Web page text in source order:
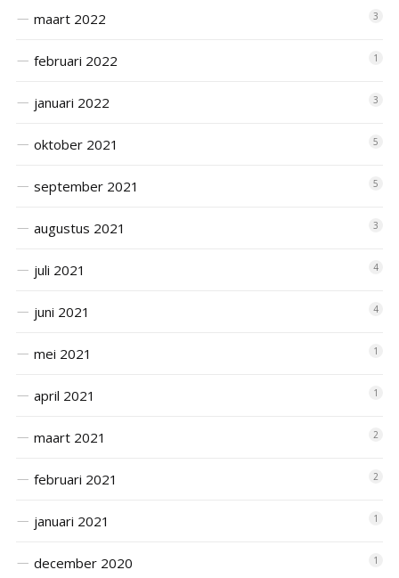
maart 2022 3
februari 2022 1
januari 2022 3
oktober 2021 5
september 2021 5
augustus 2021 3
juli 2021 4
juni 2021 4
mei 2021 1
april 2021 1
maart 2021 2
februari 2021 2
januari 2021 1
december 2020 1